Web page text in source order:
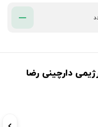
دارچینی رضا